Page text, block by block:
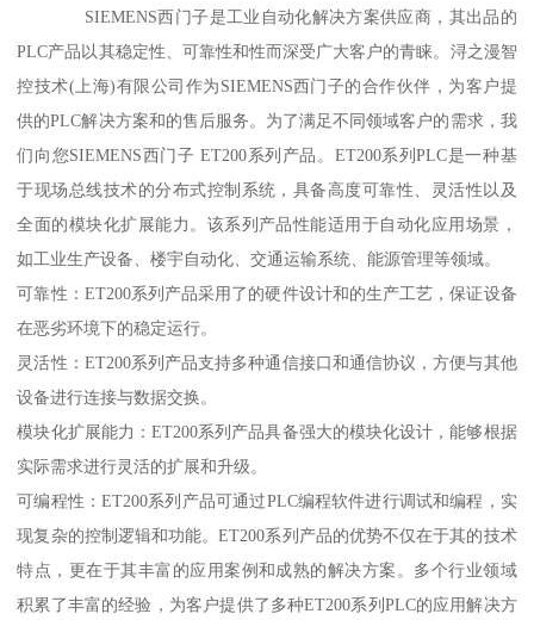
SIEMENS西门子是工业自动化解决方案供应商，其出品的
PLC产品以其稳定性、可靠性和性而深受广大客户的青睐。浔之漫智
控技术(上海)有限公司作为SIEMENS西门子的合作伙伴，为客户提
供的PLC解决方案和的售后服务。为了满足不同领域客户的需求，我
们向您SIEMENS西门子 ET200系列产品。ET200系列PLC是一种基
于现场总线技术的分布式控制系统，具备高度可靠性、灵活性以及
全面的模块化扩展能力。该系列产品性能适用于自动化应用场景，
如工业生产设备、楼宇自动化、交通运输系统、能源管理等领域。
可靠性：ET200系列产品采用了的硬件设计和的生产工艺，保证设备
在恶劣环境下的稳定运行。
灵活性：ET200系列产品支持多种通信接口和通信协议，方便与其他
设备进行连接与数据交换。
模块化扩展能力：ET200系列产品具备强大的模块化设计，能够根据
实际需求进行灵活的扩展和升级。
可编程性：ET200系列产品可通过PLC编程软件进行调试和编程，实
现复杂的控制逻辑和功能。ET200系列产品的优势不仅在于其的技术
特点，更在于其丰富的应用案例和成熟的解决方案。多个行业领域
积累了丰富的经验，为客户提供了多种ET200系列PLC的应用解决方